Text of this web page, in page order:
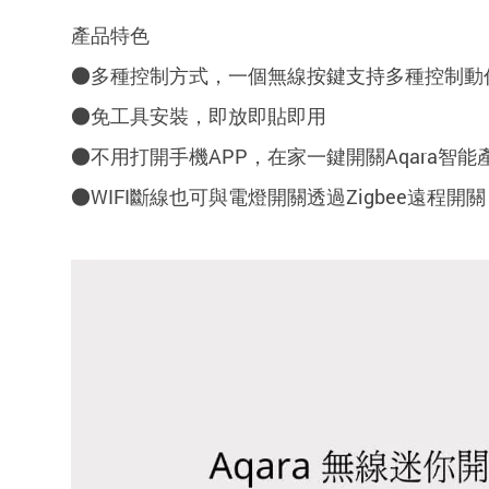
產品特色
●多種控制方式，一個無線按鍵支持多種控制動
●免工具安裝，即放即貼即用
●不用打開手機APP，在家一鍵開關Aqara智能
●WIFI斷線也可與電燈開關透過Zigbee遠程開關